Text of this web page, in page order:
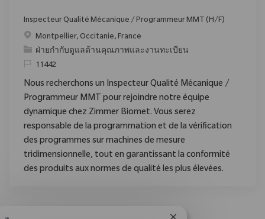
Inspecteur Qualité Mécanique / Programmeur MMT (H/F)
สถานที่Montpellier, Occitanie, France
ประเภท
ฝ่ายกำกับดูแลด้านคุณภาพและงานทะเบียน
ReqId11442
Nous recherchons un Inspecteur Qualité Mécanique /
Programmeur MMT pour rejoindre notre équipe
dynamique chez Zimmer Biomet. Vous serez
responsable de la programmation et de la vérification
des programmes sur machines de mesure
tridimensionnelle, tout en garantissant la conformité
des produits aux normes de qualité les plus élevées.